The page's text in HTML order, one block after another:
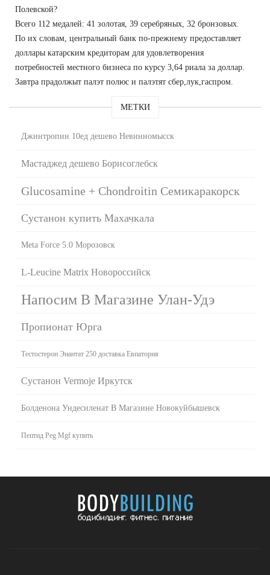
Полевской?
Всего 112 медалей: 41 золотая, 39 серебряных, 32 бронзовых.
По их словам, центральный банк по-прежнему предоставляет
доллары катарским кредиторам для удовлетворения
потребностей местного бизнеса по курсу 3,64 риала за доллар.
Завтра прадолжыт палэт полюс и палэтят сбер,лук,гаспром.
МЕТКИ
Джинтропин 10ед дешево Невинномысск
Мастаджед дешево Борисоглебск
Glucosamine + Chondroitin Семикаракорск
Сустанон купить Махачкала
Meta Force 5.0 Морозовск
L-Leucine Matrix Новороссийск
Напосим В Магазине Улан-Удэ
Пропионат Юрга
Тестостерон Энантат 250 доставка Евпатория
Сустанон Vermoje Иркутск
Болденона Ундесиленат В Магазине Новокуйбышевск
Пептид Peg Mgf купить